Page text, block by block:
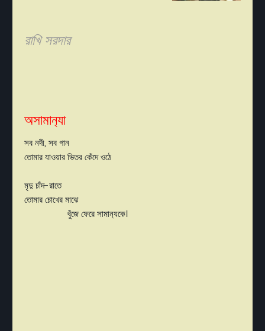
রাখি সরদার
অসামান‍্যা
সব নদী, সব গান
তোমার যাওয়ার ভিতর কেঁদে ওঠে
মৃদু চাঁদ-রাতে
তোমার চোখের মাঝে
খুঁজে ফেরে সামান‍্যকে।